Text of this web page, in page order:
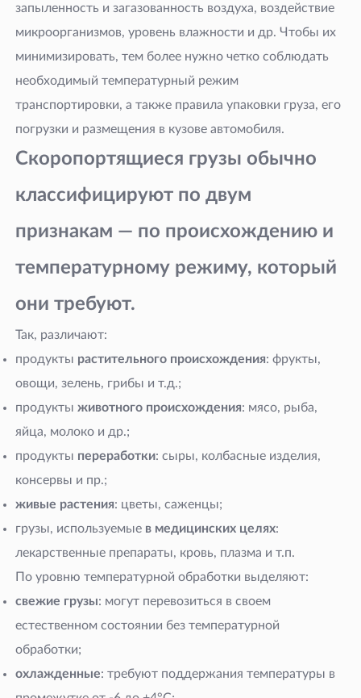
запыленность и загазованность воздуха, воздействие
микроорганизмов, уровень влажности и др. Чтобы их
минимизировать, тем более нужно четко соблюдать
необходимый температурный режим
транспортировки, а также правила упаковки груза, его
погрузки и размещения в кузове автомобиля.
Скоропортящиеся грузы обычно
классифицируют по двум
признакам — по происхождению и
температурному режиму, который
они требуют.
Так, различают:
продукты растительного происхождения: фрукты,
овощи, зелень, грибы и т.д.;
продукты животного происхождения: мясо, рыба,
яйца, молоко и др.;
продукты переработки: сыры, колбасные изделия,
консервы и пр.;
живые растения: цветы, саженцы;
грузы, используемые в медицинских целях:
лекарственные препараты, кровь, плазма и т.п.
По уровню температурной обработки выделяют:
свежие грузы: могут перевозиться в своем
естественном состоянии без температурной
обработки;
охлажденные: требуют поддержания температуры в